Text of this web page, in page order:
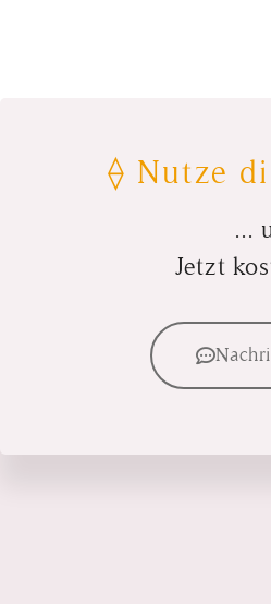
⟠ Nutze
...
Jetzt